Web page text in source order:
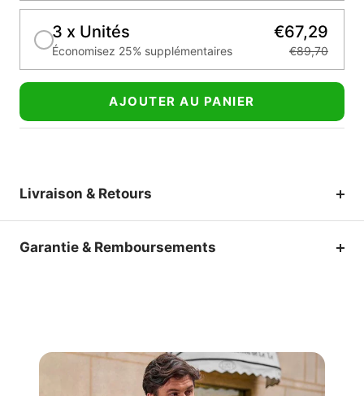
3 x Unités
Économisez 25% supplémentaires
€67,29
€89,70
AJOUTER AU PANIER
Livraison & Retours
Garantie & Remboursements